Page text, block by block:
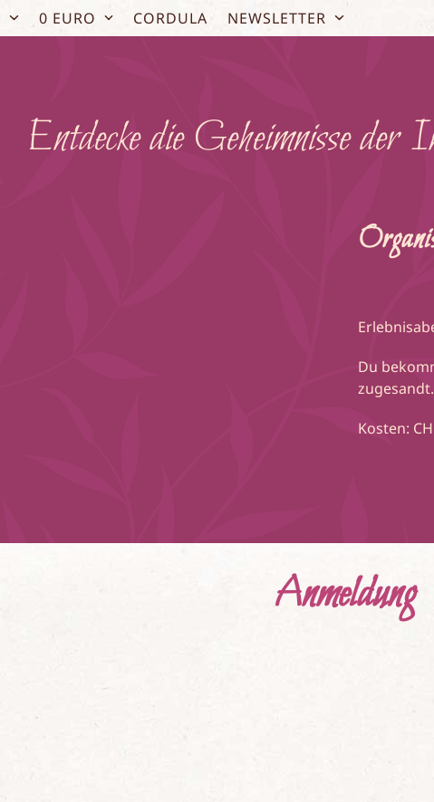
0 EURO CORDULA NEWSLETTER
Entdecke die Geheimnisse der
Du
zugesandt.
Kosten:
Anmeldung